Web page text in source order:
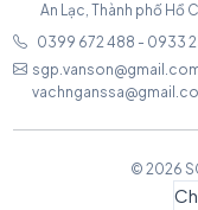
An Lạc, Thành phố Hồ
0399 672 488 - 0933
© 2026